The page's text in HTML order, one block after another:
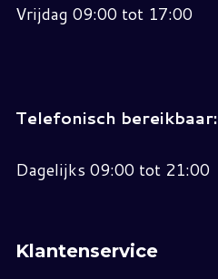
Vrijdag 09:00 tot 17:00
Telefonisch bereikbaar:
Dagelijks 09:00 tot 21:00
Klantenservice